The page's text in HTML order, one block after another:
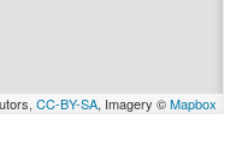
CC-BY-SA, Imagery ©Mapbox